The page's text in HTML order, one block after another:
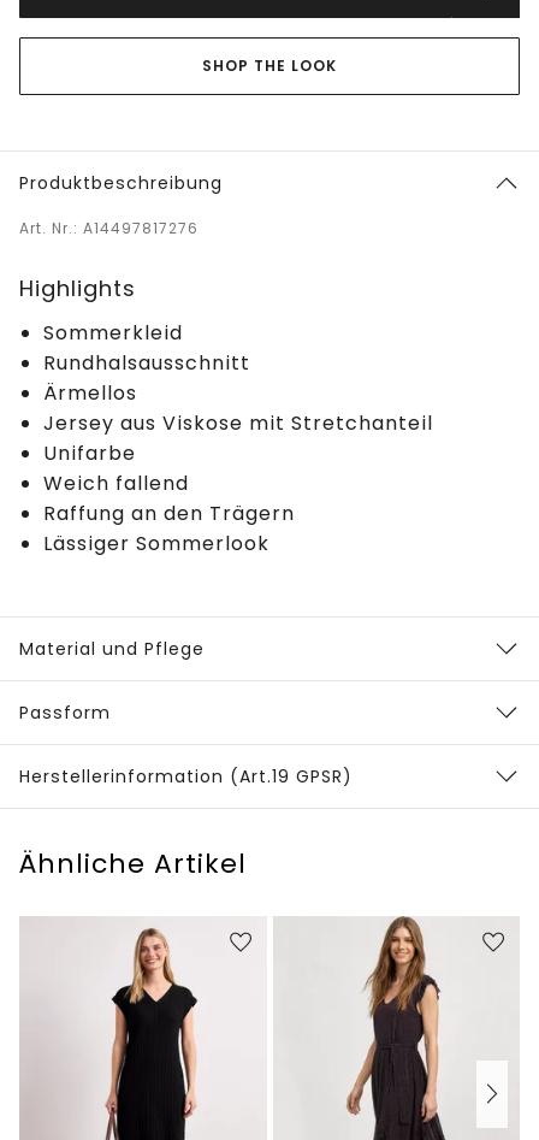
SHOP THE LOOK
Produktbeschreibung
Art. Nr.: A14497817276
Highlights
Sommerkleid
Rundhalsausschnitt
Ärmellos
Jersey aus Viskose mit Stretchanteil
Unifarbe
Weich fallend
Raffung an den Trägern
Lässiger Sommerlook
Material und Pflege
Passform
Herstellerinformation (Art.19 GPSR)
Ähnliche Artikel